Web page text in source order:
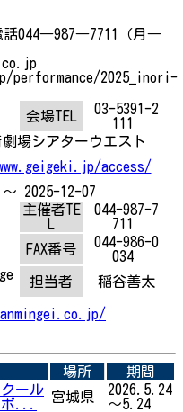
話044―987―7711（月―
performance/2025_inori-
会場TEL
03-5391-2
111
場シアターウエスト
access/
2025-12-07
主催者TE
044-987-7
711
FAX番号
044-986-0
034
担当者
稲谷善太
場所
期間
ール
...
宮城県
2026.5.24
～5.24